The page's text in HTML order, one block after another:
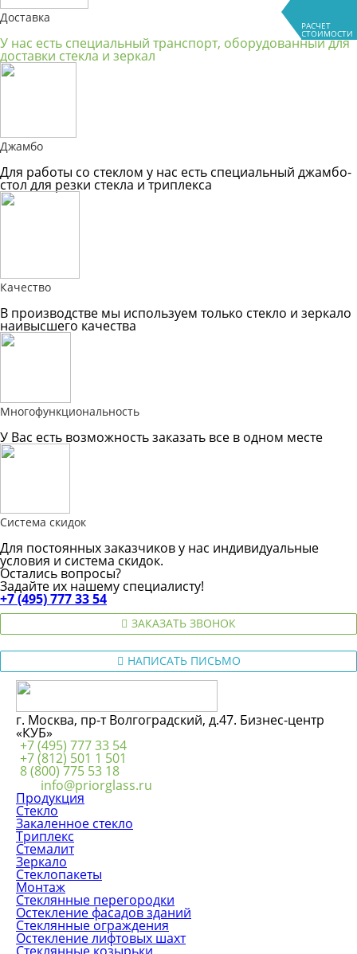
РАСЧЕТ
СТОИМОСТИ
Доставка
У нас есть специальный транспорт, оборудованный для
доставки стекла и зеркал
Джамбо
Для работы со стеклом у нас есть специальный джамбо-
стол для резки стекла и триплекса
Качество
В производстве мы используем только стекло и зеркало
наивысшего качества
Многофункциональность
У Вас есть возможность заказать все в одном месте
Система скидок
Для постоянных заказчиков у нас индивидуальные
условия и система скидок.
Остались вопросы?
Задайте их нашему специалисту!
+7 (495) 777 33 54
ЗАКАЗАТЬ ЗВОНОК
НАПИСАТЬ ПИСЬМО
г. Москва, пр-т Волгоградский, д.47. Бизнес-центр
«КУБ»
+7 (495) 777 33 54
+7 (812) 501 1 501
8 (800) 775 53 18
info@priorglass.ru
Продукция
Стекло
Закаленное стекло
Триплекс
Стемалит
Зеркало
Стеклопакеты
Монтаж
Стеклянные перегородки
Остекление фасадов зданий
Стеклянные ограждения
Остекление лифтовых шахт
Стеклянные козырьки